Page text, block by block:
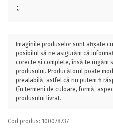
;;
Imaginile produselor sunt afișate
posibilul să ne asigurăm că
corecte și complete, însă te rugăm
produsului. Producătorul poate
prealabilă, astfel că nu putem fi
(în termeni de culoare, formă,
produsului livrat.
Cod produs: 100078737